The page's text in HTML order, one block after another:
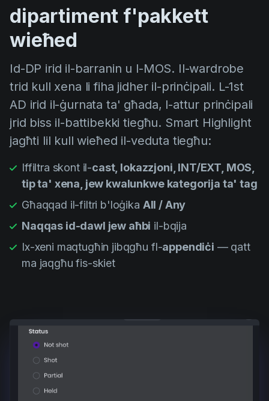
dipartiment f'pakkett
wieħed
Id-DP irid il-barranin u l-MOS. Il-wardrobe
trid kull xena li fiha jidher il-prinċipali. L-1st
AD irid il-ġurnata ta' għada, l-attur prinċipali
jrid biss il-battibekki tiegħu. Smart Highlight
jagħti lil kull wieħed il-veduta tiegħu:
Iffiltra skont il-cast, lokazzjoni, INT/EXT, MOS,
tip ta' xena, jew kwalunkwe kategorija ta' tag
Għaqqad il-filtri b'loġika All / Any
Naqqas id-dawl jew aħbi il-bqija
Ix-xeni maqtugħin jibqgħu fl-appendiċi — qatt
ma jaqgħu fis-skiet